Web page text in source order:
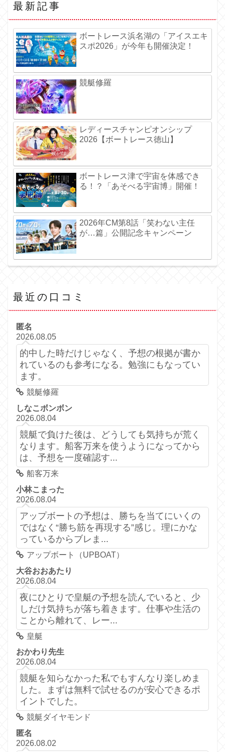
最新記事
ボートレース浜名湖の「アイスエキ
スポ2026」が今年も開催決定！
競艇修羅
レディースチャンピオンシップ
2026【ボートレース徳山】
ボートレース津で宇宙を体感でき
る！？「あそべる宇宙博」開催！
2026年CM第8話「笑わない主任
が…篇」公開記念キャンペーン
最近の口コミ
匿名
2026.08.05
的中した時だけじゃなく、予想の根拠が書か
れているのも参考になる。勉強にもなってい
ます。
競艇修羅
しなこボンボン
2026.08.04
競艇で負けた後は、どうしても気持ちが荒く
なります。船客万来を使うようになってから
は、予想を一度確認す...
船客万来
小林こまった
2026.08.04
アップボートの予想は、勝ちを当てにいくの
ではなく“勝ち筋を再現する”感じ。理にかな
っているからブレま...
アップボート（UPBOAT）
大谷おおあたり
2026.08.04
夜にひとりで皇艇の予想を読んでいると、少
しだけ気持ちが落ち着きます。仕事や生活の
ことから離れて、レー...
皇艇
おかわり先生
2026.08.04
競艇を知らなかった私でもすんなり楽しめま
した。まずは無料で試せるのが安心できるポ
イントでした。
競艇ダイヤモンド
匿名
2026.08.02